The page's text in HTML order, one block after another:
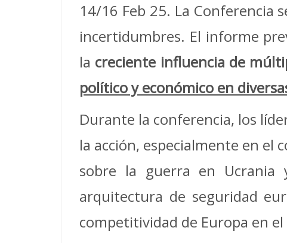
14/16 Feb 25. La Conferencia
incertidumbres. El informe
la creciente influencia de
político y económico en
Durante la conferencia, los
la acción, especialmente en el
sobre la guerra en Ucrania
arquitectura de seguridad
competitividad de Europa en